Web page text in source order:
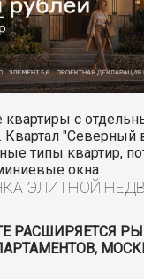
с
Квартал "Северный
типы квартир,
окна
ЭЛИТНОЙ
РАСШИРЯЕТСЯ